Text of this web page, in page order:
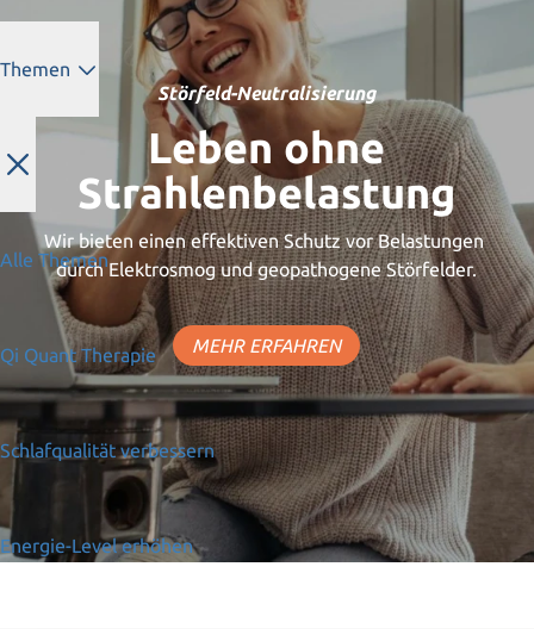
Themen
Alle Themen
Qi Quant Therapie
Schlafqualität verbessern
Energie-Level erhöhen
Störfeld-Neutralisierung
Leben ohne
Strahlenbelastung
Wir bieten einen effektiven Schutz vor Belastungen
durch Elektrosmog und geopathogene Störfelder.
MEHR ERFAHREN